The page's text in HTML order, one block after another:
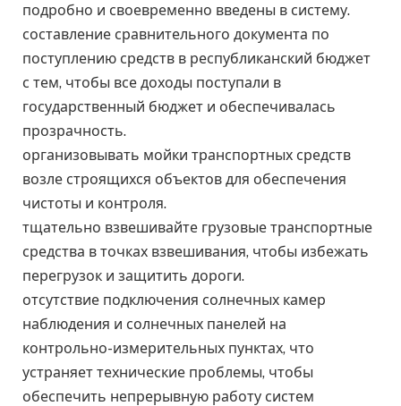
подробно и своевременно введены в систему.
составление сравнительного документа по
поступлению средств в республиканский бюджет
с тем, чтобы все доходы поступали в
государственный бюджет и обеспечивалась
прозрачность.
организовывать мойки транспортных средств
возле строящихся объектов для обеспечения
чистоты и контроля.
тщательно взвешивайте грузовые транспортные
средства в точках взвешивания, чтобы избежать
перегрузок и защитить дороги.
отсутствие подключения солнечных камер
наблюдения и солнечных панелей на
контрольно-измерительных пунктах, что
устраняет технические проблемы, чтобы
обеспечить непрерывную работу систем